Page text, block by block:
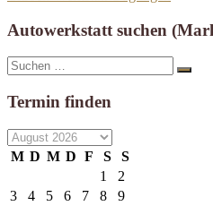
Autowerkstatt suchen
Suche
nach:
Termin finden
M D M D F S
S
1
2
3
4 5 6 7 8
9